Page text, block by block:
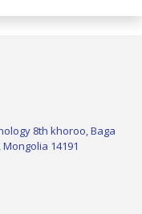
8th khoroo, Baga
14191